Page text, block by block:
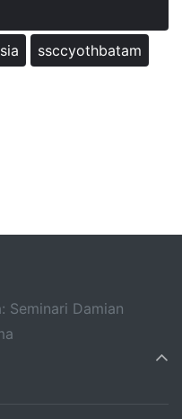
ssccyothbatam
Seminari Damian